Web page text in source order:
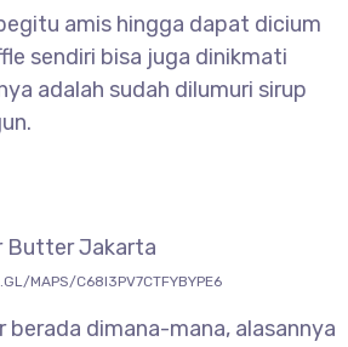
amis hingga dapat dicium
sendiri bisa juga dinikmati
adalah sudah dilumuri sirup
MAPS/C68I3PV7CTFYBYPE6
berada dimana-mana, alasannya